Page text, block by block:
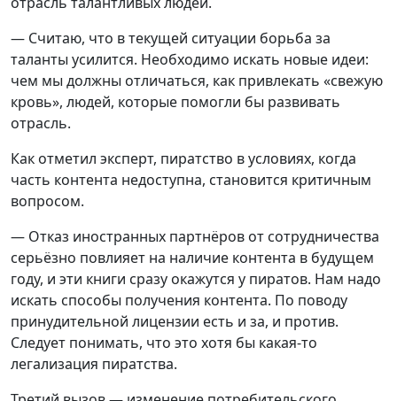
— Считаю, что в текущей ситуации борьба за
таланты усилится. Необходимо искать новые идеи:
чем мы должны отличаться, как привлекать «свежую
кровь», людей, которые помогли бы развивать
отрасль.
Как отметил эксперт, пиратство в условиях, когда
часть контента недоступна, становится критичным
вопросом.
— Отказ иностранных партнёров от сотрудничества
серьёзно повлияет на наличие контента в будущем
году, и эти книги сразу окажутся у пиратов. Нам надо
искать способы получения контента. По поводу
принудительной лицензии есть и за, и против.
Следует понимать, что это хотя бы какая-то
легализация пиратства.